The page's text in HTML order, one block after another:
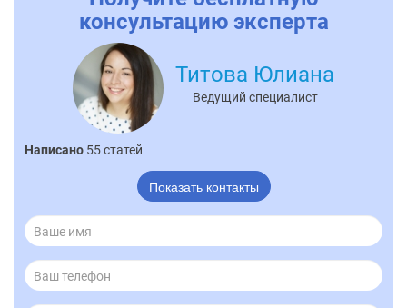
консультацию эксперта
Титова Юлиана
Ведущий специалист
Написано 55 статей
Показать контакты